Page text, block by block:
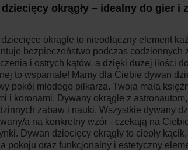
okrągły – idealny do gier i
okrągłe to nieodłączny element
bezpieczeństwo podczas codziennych
i ostrych kątów, a dzięki dużej ilości
to wspaniale! Mamy dla Ciebie dywan
pokój młodego piłkarza. Twoja mała
i koronami. Dywany okrągłe z
zabaw i nauki. Wszystkie dywany
a na konkretny wzór - czekają na
Dywan dziecięcy okrągły to ciepły
pokoju oraz funkcjonalny i estetyczny